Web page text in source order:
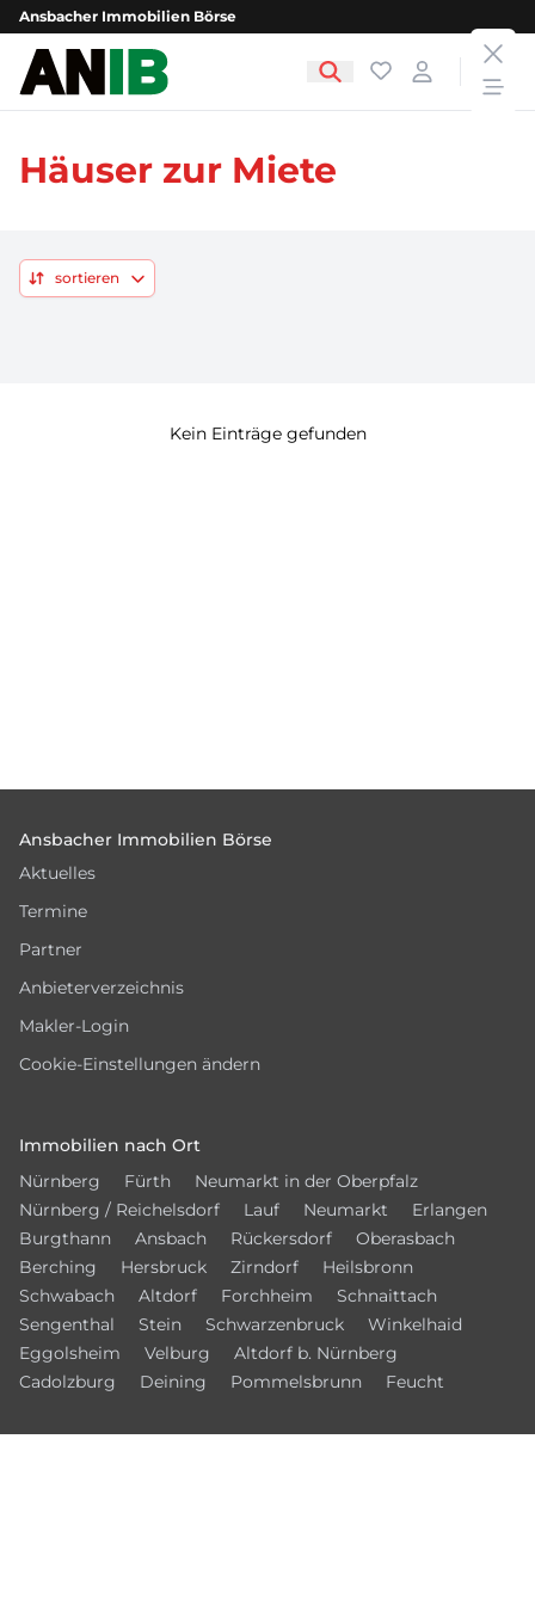
Ansbacher Immobilien Börse
Ansbacher Immobilien Börse Favoriten
Login
Häuser zur Miete
sortieren
Kein Einträge gefunden
Ansbacher Immobilien Börse
Aktuelles
Termine
Partner
Anbieterverzeichnis
Makler-Login
Cookie-Einstellungen ändern
Immobilien nach Ort
Nürnberg
Fürth
Neumarkt in der Oberpfalz
Nürnberg / Reichelsdorf
Lauf Neumarkt
Erlangen
Burgthann
Ansbach Rückersdorf
Oberasbach
Berching
Hersbruck Zirndorf
Heilsbronn
Schwabach
Altdorf Forchheim
Schnaittach
Sengenthal
Stein Schwarzenbruck
Winkelhaid
Eggolsheim
Velburg
Altdorf b. Nürnberg
Cadolzburg
Deining Pommelsbrunn Feucht